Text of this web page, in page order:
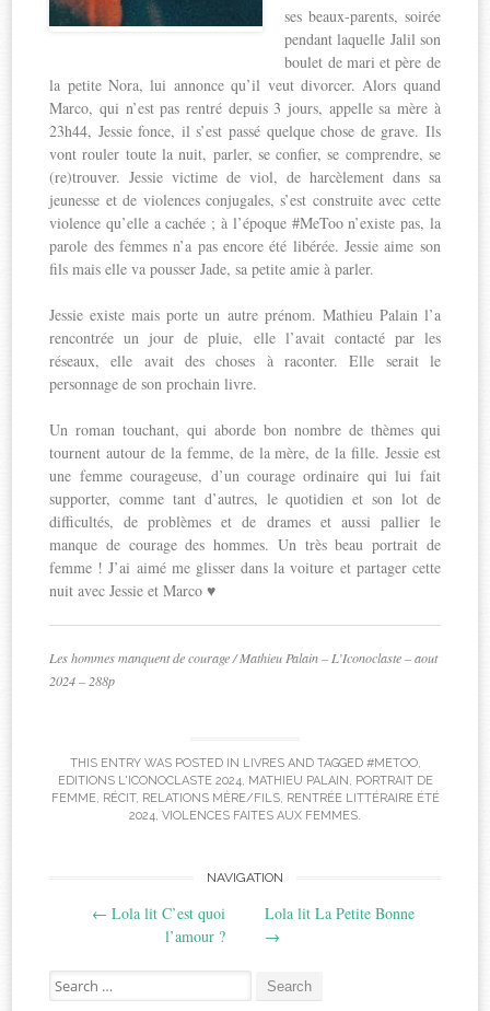
ses beaux-parents, soirée
pendant laquelle Jalil son
boulet de mari et père de
la petite Nora, lui annonce qu’il veut divorcer. Alors quand
Marco, qui n’est pas rentré depuis 3 jours, appelle sa mère à
23h44, Jessie fonce, il s’est passé quelque chose de grave. Ils
vont rouler toute la nuit, parler, se confier, se comprendre, se
(re)trouver. Jessie victime de viol, de harcèlement dans sa
jeunesse et de violences conjugales, s’est construite avec cette
violence qu’elle a cachée ; à l’époque #MeToo n’existe pas, la
parole des femmes n’a pas encore été libérée. Jessie aime son
fils mais elle va pousser Jade, sa petite amie à parler.
Jessie existe mais porte un autre prénom. Mathieu Palain l’a
rencontrée un jour de pluie, elle l’avait contacté par les
réseaux, elle avait des choses à raconter. Elle serait le
personnage de son prochain livre.
Un roman touchant, qui aborde bon nombre de thèmes qui
tournent autour de la femme, de la mère, de la fille. Jessie est
une femme courageuse, d’un courage ordinaire qui lui fait
supporter, comme tant d’autres, le quotidien et son lot de
difficultés, de problèmes et de drames et aussi pallier le
manque de courage des hommes. Un très beau portrait de
femme ! J’ai aimé me glisser dans la voiture et partager cette
nuit avec Jessie et Marco ♥
Les hommes manquent de courage / Mathieu Palain – L’Iconoclaste – aout
2024 – 288p
THIS ENTRY WAS POSTED IN LIVRESAND TAGGED #METOO,
EDITIONS L'ICONOCLASTE 2024, MATHIEU PALAIN , PORTRAIT DE
FEMME, RÉCIT, RELATIONS MÈRE/FILS, RENTRÉE LITTÉRAIRE ÉTÉ
2024, VIOLENCES FAITES AUX FEMMES.
navigation
NAVIGATION
← Lola lit C’est quoi
l’amour ?
Lola lit La Petite Bonne
→
Search
for: